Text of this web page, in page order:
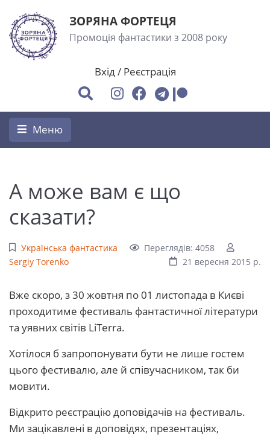
ЗОРЯНА ФОРТЕЦЯ
Промоція фантастики з 2008 року
Вхід/ Реєстрація
Меню
А може вам є що
сказати?
Українська фантастика
Переглядів: 4058
Sergiy Torenko
21 вересня 2015 р.
Вже скоро, з 30 жовтня по 01 листопада в Києві
проходитиме фестиваль фантастичної літератури
та уявних світів LiTerra.
Хотілося б запропонувати бути не лише гостем
цього фестивалю, але й співучасником, так би
мовити.
Відкрито реєстрацію доповідачів на фестиваль.
Ми зацікавлені в доповідях, презентаціях,